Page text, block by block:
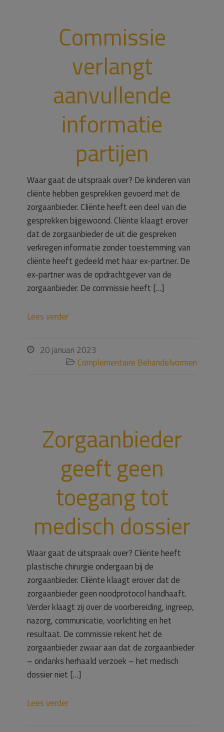
Commissie
verlangt
aanvullende
informatie
partijen
Waar gaat de uitspraak over? De kinderen van
cliënte hebben gesprekken gevoerd met de
zorgaanbieder. Cliënte heeft een deel van die
gesprekken bijgewoond. Cliënte klaagt erover
dat de zorgaanbieder de uit die gespreken
verkregen informatie zonder toestemming van
cliënte heeft gedeeld met haar ex-partner. De
ex-partner was de opdrachtgever van de
zorgaanbieder. De commissie heeft […]
Lees verder
 20 januari 2023
 Complementaire Behandelvormen
Zorgaanbieder
geeft geen
toegang tot
medisch dossier
Waar gaat de uitspraak over? Cliënte heeft
plastische chirurgie ondergaan bij de
zorgaanbieder. Cliënte klaagt erover dat de
zorgaanbieder geen noodprotocol handhaaft.
Verder klaagt zij over de voorbereiding, ingreep,
nazorg, communicatie, voorlichting en het
resultaat. De commissie rekent het de
zorgaanbieder zwaar aan dat de zorgaanbieder
– ondanks herhaald verzoek – het medisch
dossier niet […]
Lees verder